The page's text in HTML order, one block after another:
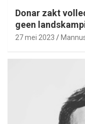
Donar zakt
geen
27 mei 2023